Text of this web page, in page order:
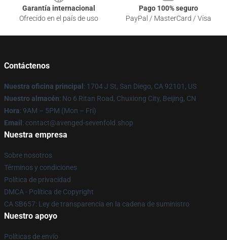
Garantía internacional
Ofrecido en el país de uso
Pago 100% seguro
PayPal / MasterCard / Visa
Contáctenos
Nuestra oficina principal : 1704 J St, San Diego, CA 92101, US
Nuestro almacén: No 6 Ritan Road, Chuxiong City, Beijing, CN
Hora: 9AM – 5PM (Mon – Fri)
Email : contact@avenged-sevenfold.shop
Nuestra empresa
Sobre nosotros
Términos y condiciones
Política de privacidad
DMCA - Política de Copyright
CA SB657: Ley de transparencia en la cadena de suministro
Nuestro apoyo
Políticas de envío